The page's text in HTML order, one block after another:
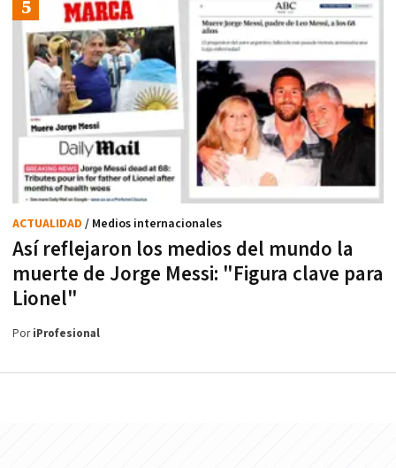
Así reflejaron los medios del mundo la
muerte de Jorge Messi: "Figura clave para
Lionel"
ACTUALIDAD / Medios internacionales
PoriProfesional